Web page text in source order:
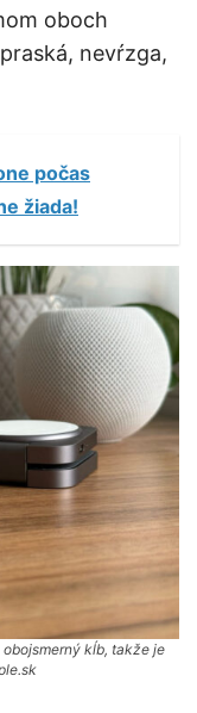
oboch
nevŕzga,
počas
žiada!
kĺb, takže je